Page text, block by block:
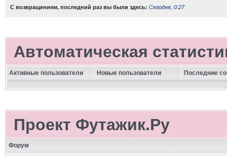
С возвращением, последний раз вы были здесь: Сегодня, 0:27
Автоматическая
Активные пользователи Новые пользователи Последние
Проект Футажик.Ру
Форум